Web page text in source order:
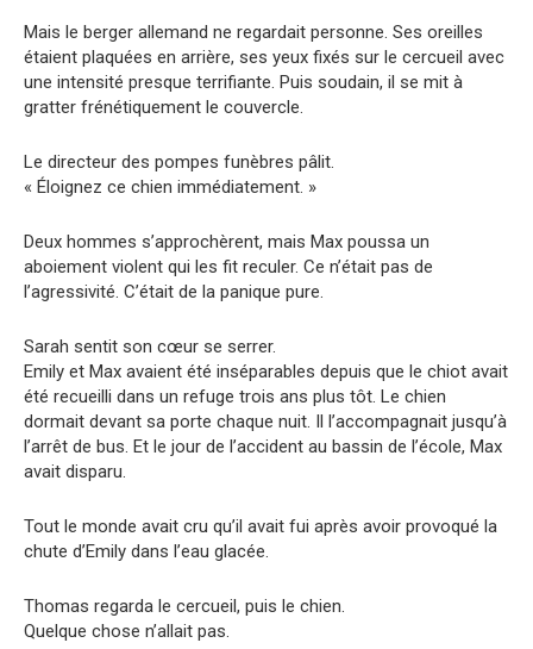
Mais le berger allemand ne regardait personne. Ses oreilles
étaient plaquées en arrière, ses yeux fixés sur le cercueil avec
une intensité presque terrifiante. Puis soudain, il se mit à
gratter frénétiquement le couvercle.
Le directeur des pompes funèbres pâlit.
« Éloignez ce chien immédiatement. »
Deux hommes s’approchèrent, mais Max poussa un
aboiement violent qui les fit reculer. Ce n’était pas de
l’agressivité. C’était de la panique pure.
Sarah sentit son cœur se serrer.
Emily et Max avaient été inséparables depuis que le chiot avait
été recueilli dans un refuge trois ans plus tôt. Le chien
dormait devant sa porte chaque nuit. Il l’accompagnait jusqu’à
l’arrêt de bus. Et le jour de l’accident au bassin de l’école, Max
avait disparu.
Tout le monde avait cru qu’il avait fui après avoir provoqué la
chute d’Emily dans l’eau glacée.
Thomas regarda le cercueil, puis le chien.
Quelque chose n’allait pas.